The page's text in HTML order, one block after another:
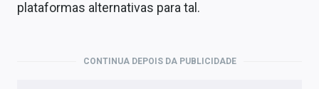
plataformas alternativas para tal.
CONTINUA DEPOIS DA PUBLICIDADE